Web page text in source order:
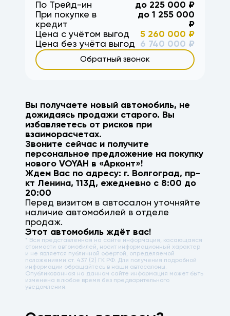
По Трейд-ин до 225 000 ₽
При покупке в
кредит
до 1 255 000
₽
Цена с учётом выгод
5 260 000 ₽
Цена без учёта выгод
6 740 000 ₽
Обратный звонок
Вы получаете новый автомобиль, не
дожидаясь продажи старого. Вы
избавляетесь от рисков при
взаиморасчетах.
Звоните сейчас и получите
персональное предложение на покупку
нового VOYAH в «Арконт»!
Ждем Вас по адресу: г. Волгоград, пр-
кт Ленина, 113Д, ежедневно с 8:00 до
20:00
Перед визитом в автосалон уточняйте
наличие автомобилей в отделе
продаж.
Этот автомобиль ждёт вас!
* Вся представленная на сайте информация, касающаяся
стоимости автомобилей, носит информационный характер
и не является публичной офертой, определяемой
положениями ст. 437 (2) ГК РФ. Для получения подробной
информации обращайтесь в наши автосалоны.
Опубликованная на данном сайте информация может быть
изменена в любое время без предварительного
уведомления.